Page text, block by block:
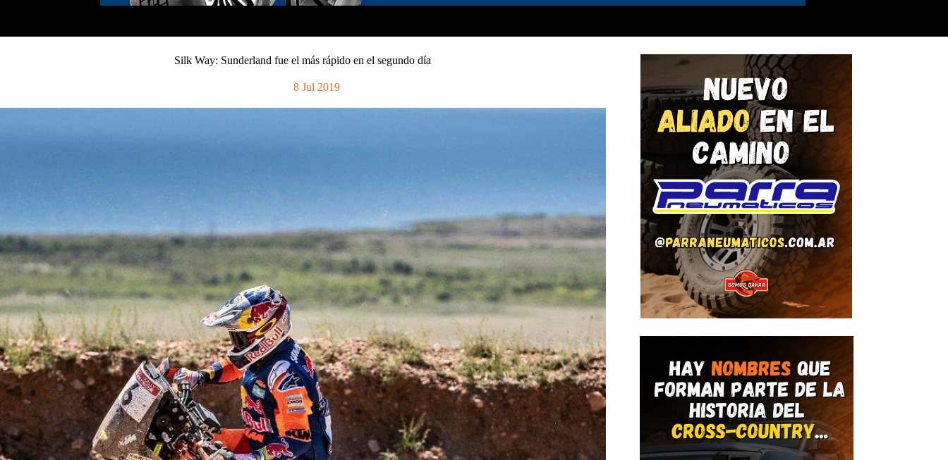
Silk Way: Sunderland fue el más rápido en el segundo día
8 Jul 2019